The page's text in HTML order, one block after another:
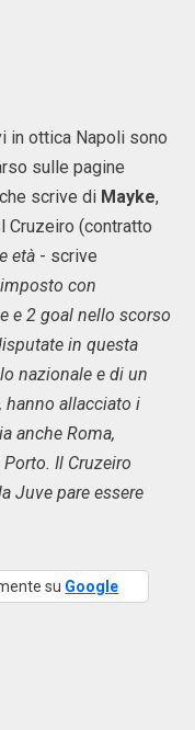
in ottica Napoli sono
sulle pagine
scrive di Mayke,
Cruzeiro (contratto
età - scrive
con
e 2 goal nello scorso
in questa
nazionale e di un
hanno allacciato i
anche Roma,
Il Cruzeiro
Juve pare essere
su Google